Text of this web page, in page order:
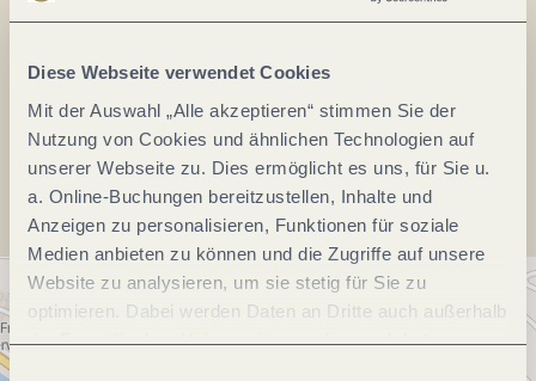
Diese Webseite verwendet Cookies
Mit der Auswahl „Alle akzeptieren“ stimmen Sie der
Nutzung von Cookies und ähnlichen Technologien auf
unserer Webseite zu. Dies ermöglicht es uns, für Sie u.
a. Online-Buchungen bereitzustellen, Inhalte und
Anzeigen zu personalisieren, Funktionen für soziale
Medien anbieten zu können und die Zugriffe auf unsere
Website zu analysieren, um sie stetig für Sie zu
optimieren. Dabei werden Daten an Dritte auch außerhalb
der Europäischen Union weitergegeben und dort
Einwilligungsauswahl
Fax:0049 65432 1499
Anreise planen